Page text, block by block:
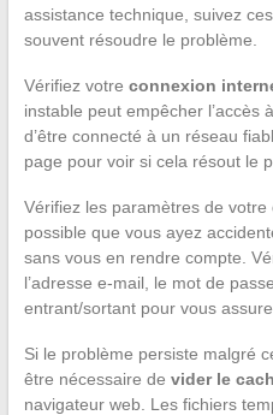
assistance technique, suivez
souvent résoudre le problème.
Vérifiez votre connexion
instable peut empêcher l’accès
d’être connecté à un réseau
page pour voir si cela résout le
Vérifiez les paramètres de
possible que vous ayez
sans vous en rendre compte.
l’adresse e-mail, le mot de
entrant/sortant pour vous
Si le problème persiste malgré
être nécessaire de vider le
navigateur web. Les fichiers